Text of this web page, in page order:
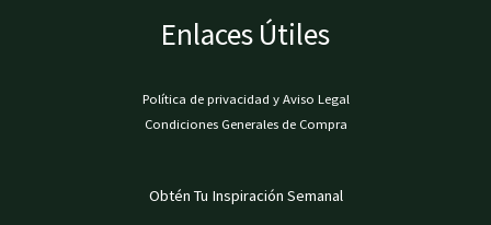
Enlaces Útiles
Política de privacidad y Aviso Legal
Condiciones Generales de Compra
Obtén Tu Inspiración Semanal